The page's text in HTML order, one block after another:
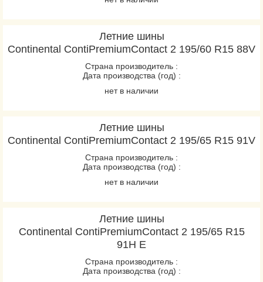
Летние шины
Continental ContiPremiumContact 2 195/60 R15 88V
Страна производитель :
Дата производства (год) :
нет в наличии
Летние шины
Continental ContiPremiumContact 2 195/65 R15 91V
Страна производитель :
Дата производства (год) :
нет в наличии
Летние шины
Continental ContiPremiumContact 2 195/65 R15
91Н E
Страна производитель :
Дата производства (год) :